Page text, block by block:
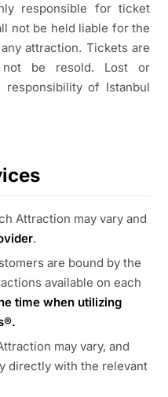
responsible for ticket
not be held liable for the
attraction. Tickets are
not be resold. Lost or
of Istanbul
Attraction may vary and
.
are bound by the
available on each
time when utilizing
may vary, and
directly with the relevant